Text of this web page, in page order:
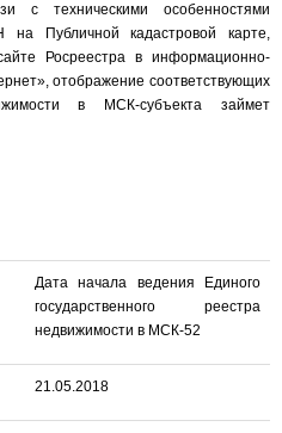
с техническими особенностями
на Публичной кадастровой карте,
Росреестра в информационно-
отображение соответствующих
в МСК-субъекта займет
Дата начала ведения Единого
государственного реестра
недвижимости в МСК-52
21.05.2018